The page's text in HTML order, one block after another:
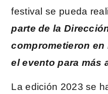
festival se pueda
parte de la
comprometieron
el evento para más
La edición 2023 se